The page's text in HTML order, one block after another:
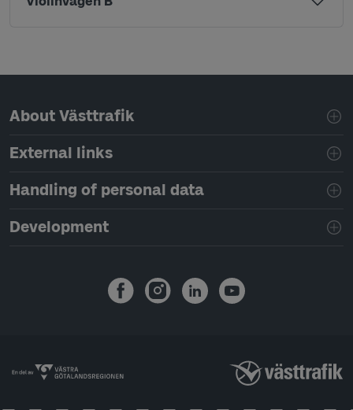
Page footer navigation
About Västtrafik
External links
Handling of personal data
Development